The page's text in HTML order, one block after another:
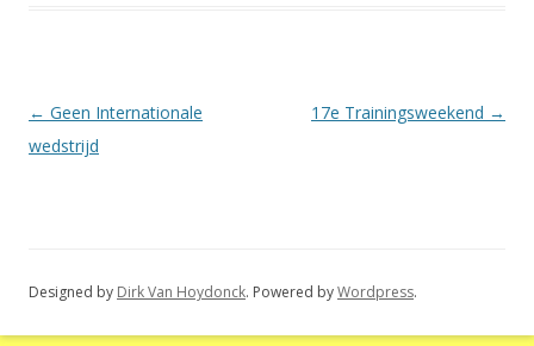
Berichtnavigatie
← Geen Internationale
wedstrijd
17e Trainingsweekend →
Designed by Dirk Van Hoydonck. Powered byWordpress.